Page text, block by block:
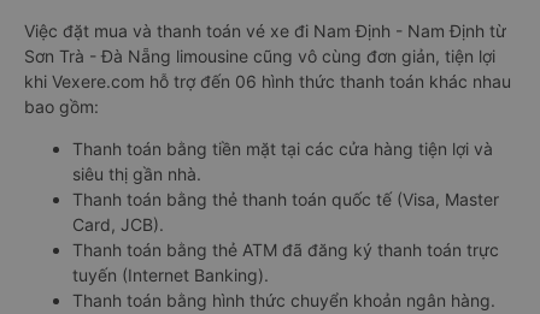
Việc đặt mua và thanh toán vé xe đi Nam Định - Nam Định từ
Sơn Trà - Đà Nẵng limousine cũng vô cùng đơn giản, tiện lợi
khi Vexere.com hỗ trợ đến 06 hình thức thanh toán khác nhau
bao gồm:
Thanh toán bằng tiền mặt tại các cửa hàng tiện lợi và
siêu thị gần nhà.
Thanh toán bằng thẻ thanh toán quốc tế (Visa, Master
Card, JCB).
Thanh toán bằng thẻ ATM đã đăng ký thanh toán trực
tuyến (Internet Banking).
Thanh toán bằng hình thức chuyển khoản ngân hàng.